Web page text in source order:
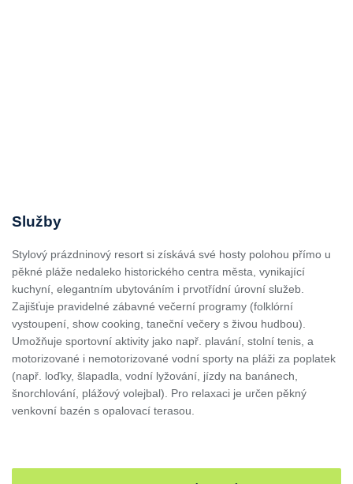
Služby
Stylový prázdninový resort si získává své hosty polohou přímo u
pěkné pláže nedaleko historického centra města, vynikající
kuchyní, elegantním ubytováním i prvotřídní úrovní služeb.
Zajišťuje pravidelné zábavné večerní programy (folklórní
vystoupení, show cooking, taneční večery s živou hudbou).
Umožňuje sportovní aktivity jako např. plavání, stolní tenis, a
motorizované i nemotorizované vodní sporty na pláži za poplatek
(např. loďky, šlapadla, vodní lyžování, jízdy na banánech,
šnorchlování, plážový volejbal). Pro relaxaci je určen pěkný
venkovní bazén s opalovací terasou.